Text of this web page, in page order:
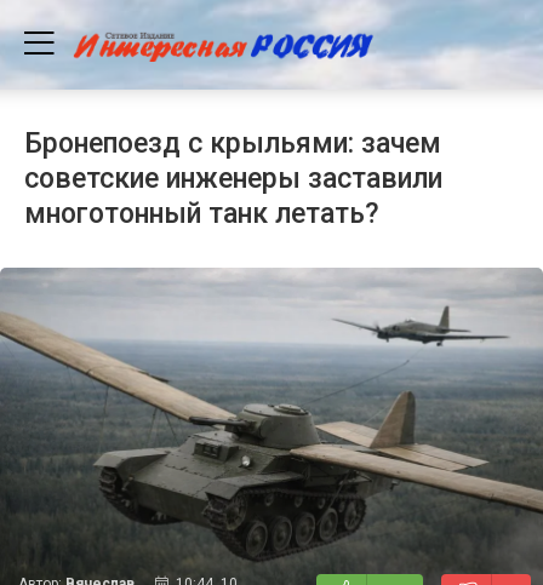
Бронепоезд с крыльями: зачем
советские инженеры заставили
многотонный танк летать?